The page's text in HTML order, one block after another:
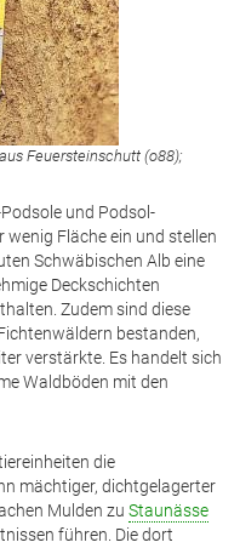
Feuersteinschutt (o88);
und Podsol-
wenig Fläche ein und stellen
Schwäbischen Alb eine
Deckschichten
Zudem sind diese
bestanden,
verstärkte. Es handelt sich
Waldböden mit den
die
mächtiger, dichtgelagerter
Mulden zu Staunässe
führen. Die dort